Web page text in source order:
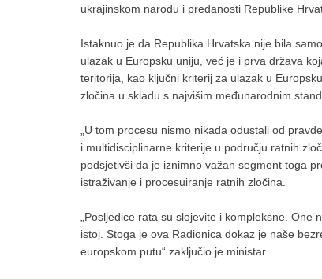
ukrajinskom narodu i predanosti Republike
Istaknuo je da Republika Hrvatska nije bila
ulazak u Europsku uniju, već je i prva država
teritorija, kao ključni kriterij za ulazak u
zločina u skladu s najvišim međunarodnim
„U tom procesu nismo nikada odustali od
i multidisciplinarne kriterije u području ratnih
podsjetivši da je iznimno važan segment toga
istraživanje i procesuiranje ratnih zločina.
„Posljedice rata su slojevite i kompleksne.
istoj. Stoga je ova Radionica dokaz je naše
europskom putu“ zaključio je ministar.